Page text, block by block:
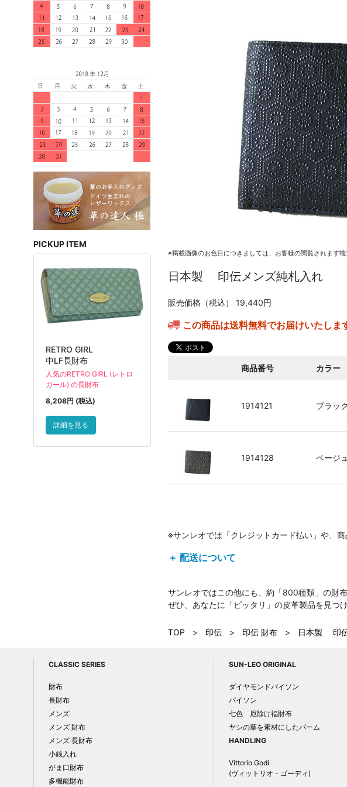
PICKUP ITEM
RETRO GIRL
中LF長財布
人気のRETRO GIRL (レトロ
ガール) の長財布
8,208円 (税込)
詳細を見る
※掲載画像のお色目につきましては、お客様の閲覧されます
日本製 印伝メンズ純札入れ
販売価格（税込） 19,440円
この商品は送料無料でお届けいたしま
商品番号 カラー
1914121 ブラック
1914128 ベージュ
※サンレオでは「クレジットカード払い」や、
＋ 配送について
サンレオではこの他にも、約「800種類」の財
ぜひ、あなたに「ピッタリ」の皮革製品を見つ
TOP > 印伝 > 印伝 財布 > 日本製 印
CLASSIC SERIES
財布
長財布
メンズ
メンズ 財布
メンズ 長財布
小銭入れ
がま口財布
多機能財布
SUN-LEO ORIGINAL
ダイヤモンドパイソン
パイソン
七色 厄除け福財布
ヤシの葉を素材にしたパーム
HANDLING
Vittorio Godi
(ヴィットリオ・ゴーディ)